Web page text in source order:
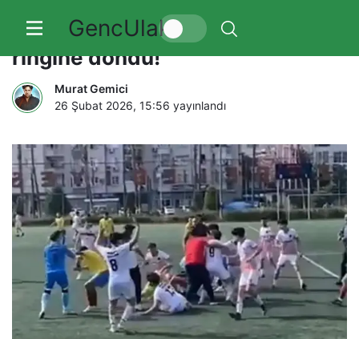
GencUlak
Yine olay… Yeşil saha boks
ringine döndü!
Murat Gemici
26 Şubat 2026, 15:56 yayınlandı